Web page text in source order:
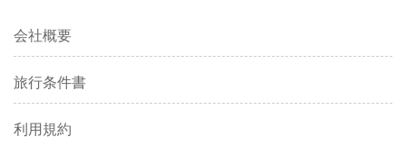
会社概要
旅行条件書
利用規約